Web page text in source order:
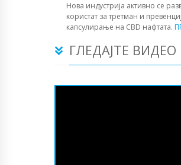
Нова индустрија активно се
користат за третман и
капсулирање на CBD нафтата.
ГЛЕДАЈТЕ